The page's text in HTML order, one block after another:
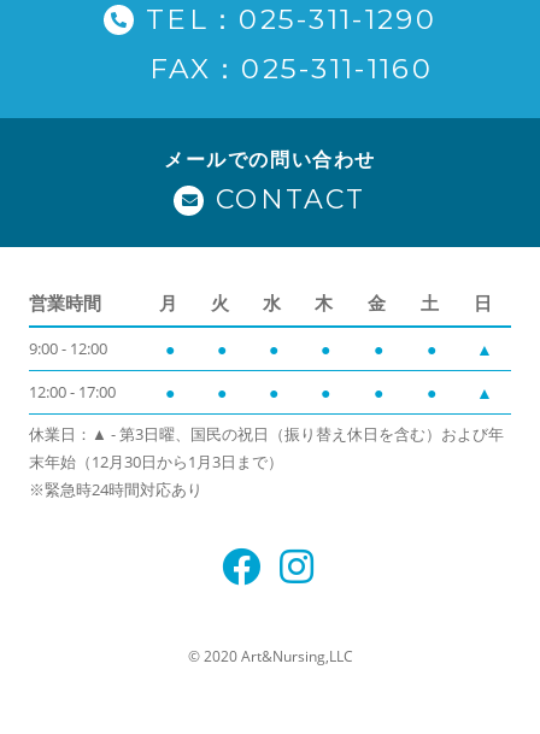
TEL：025-311-1290
FAX：025-311-1160
メールでの問い合わせ
CONTACT
営業時間 月 火 水 木 金 土 日
9:00 - 12:00 ● ● ● ● ● ● ▲
12:00 - 17:00 ● ● ● ● ● ● ▲
休業日：▲ - 第3日曜、国民の祝日（振り替え休日を含む）および年
末年始（12月30日から1月3日まで）
※緊急時24時間対応あり
© 2020 Art&Nursing,LLC